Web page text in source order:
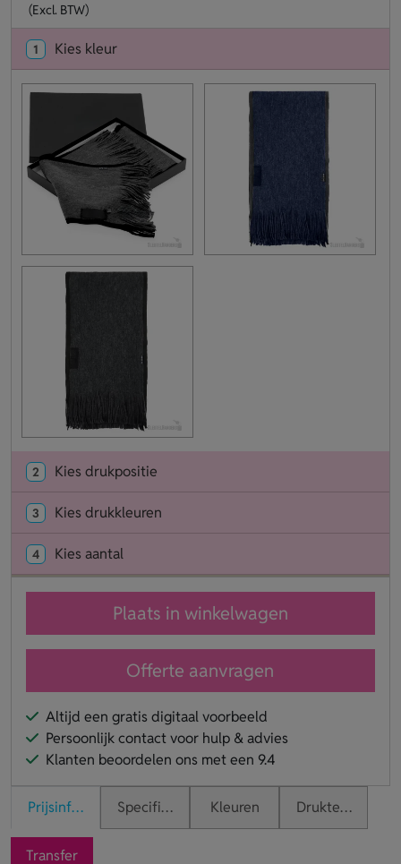
(Excl. BTW)
1 Kies kleur
2 Kies drukpositie
3 Kies drukkleuren
4 Kies aantal
Plaats in winkelwagen
Offerte aanvragen
Altijd een gratis digitaal voorbeeld
Persoonlijk contact voor hulp & advies
Klanten beoordelen ons met een 9.4
PrijsinformatieSpecificaties Kleuren Druktechnieken
Transfer